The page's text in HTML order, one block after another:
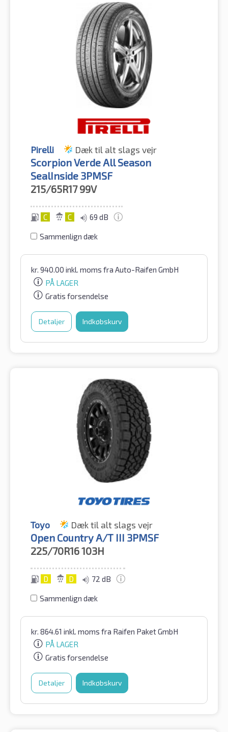
Pirelli Dæk til alt slags vejr
Scorpion Verde All Season
SealInside 3PMSF
215/65R17 99V
C C 69 dB
Sammenlign dæk
kr. 940.00 inkl. moms fra Auto-Raifen GmbH
PÅ LAGER
Gratis forsendelse
Detaljer Indkøbskurv
Toyo Dæk til alt slags vejr
Open Country A/T III 3PMSF
225/70R16103H
D D 72 dB
Sammenlign dæk
kr. 864.61 inkl. moms fra Raifen Paket GmbH
PÅ LAGER
Gratis forsendelse
Detaljer Indkøbskurv